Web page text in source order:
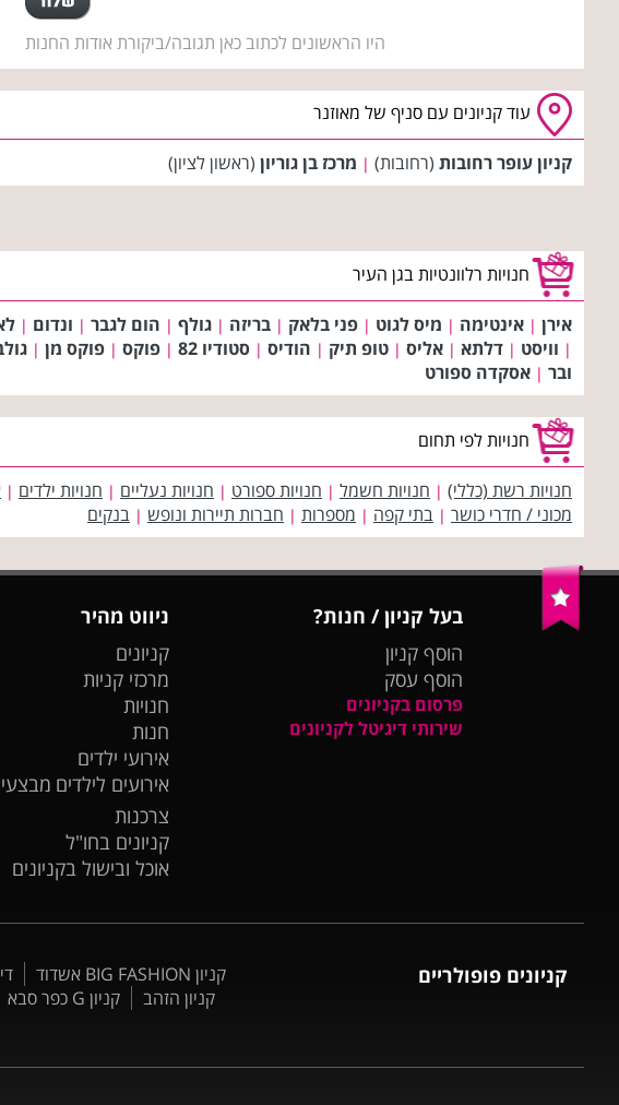
היו הראשונים לכתוב כאן תגובה/ביקורת אודות החנות
עוד קניונים עם סניף של מאוזנר
קניון עופר רחובות (רחובות) | מרכז בן גוריון (ראשון לציון)
חנויות רלוונטיות בגן העיר
אירן | אינטימה | מיס לגוט | פני בלאק | בריזה | גולף | הום לגבר | ונדום |
| וויסט | דלתא | אליס | טופ תיק | הודיס | סטודיו 82 | פוקס | פוקס מן |
ובר | אסקדה ספורט
חנויות לפי תחום
חנויות רשת (כללי) | חנויות חשמל | חנויות ספורט | חנויות נעליים | חנויות ילדים |
מכוני / חדרי כושר | בתי קפה | מספרות | חברות תיירות ונופש | בנקים
בעל קניון / חנות?
הוסף קניון
הוסף עסק
פרסום בקניונים
שירותי דיגיטל לקניונים
ניווט מהיר
קניונים
מרכזי קניות
חנויות
חנות
אירועי ילדים
אירועים לילדים
צרכנות
קניונים בחו"ל
אוכל ובישול בקניונים
קניונים פופולריים קניון BIG FASHION אשדוד
קניון הזהב
קניון G כפר סבא